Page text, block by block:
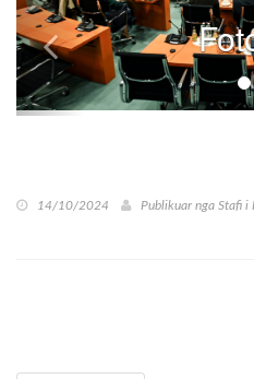
14/10/2024 Publikuar nga Stafi i